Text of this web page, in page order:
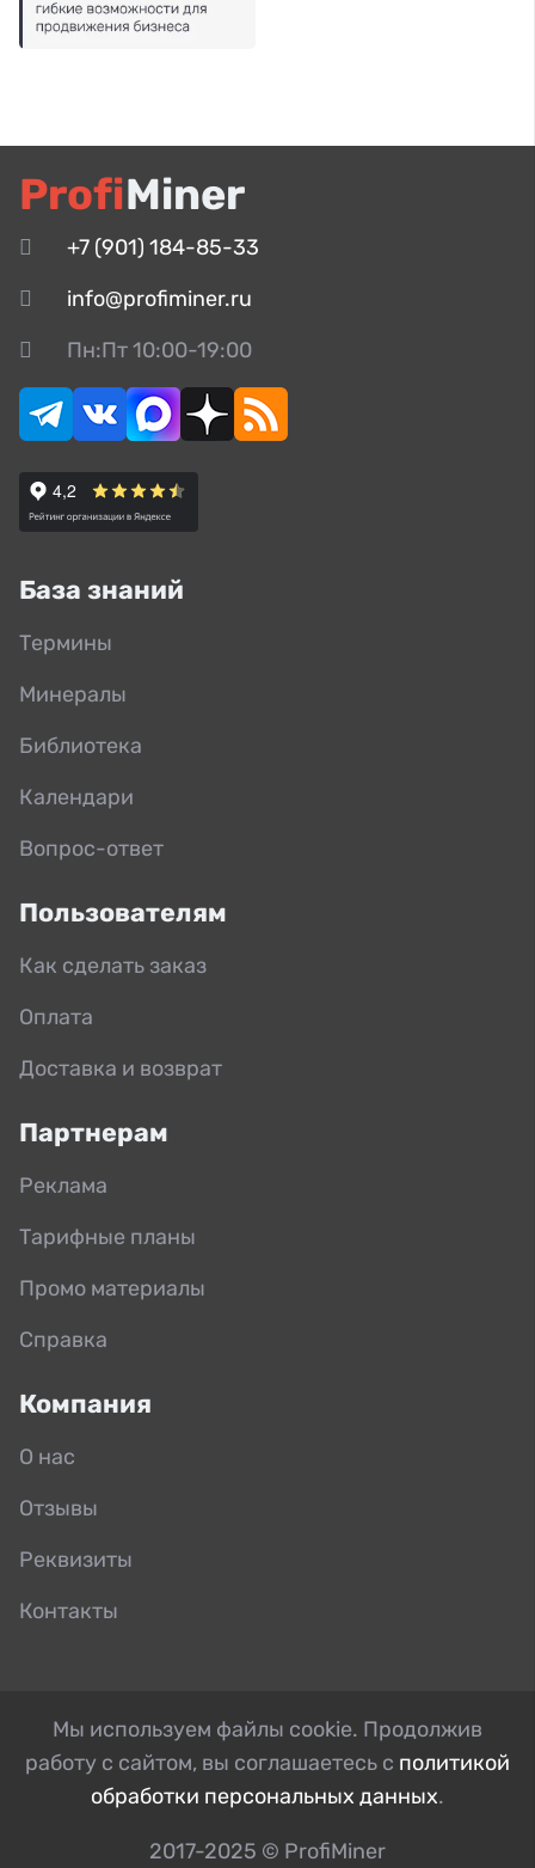
ProfiMiner
+7 (901) 184-85-33
info@profiminer.ru
Пн:Пт 10:00-19:00
База знаний
Термины
Минералы
Библиотека
Календари
Вопрос-ответ
Пользователям
Как сделать заказ
Оплата
Доставка и возврат
Партнерам
Реклама
Тарифные планы
Промо материалы
Справка
Компания
О нас
Отзывы
Реквизиты
Контакты
Мы используем файлы cookie. Продолжив
работу с сайтом, вы соглашаетесь с политикой
обработки персональных данных.
2017-2025 © ProfiMiner